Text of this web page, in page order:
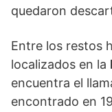
quedaron
Entre los restos
localizados en la
encuentra el
encontrado en